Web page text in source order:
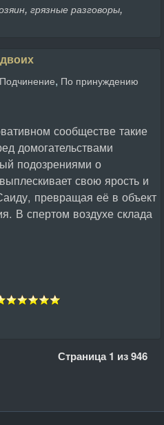
, грязные разговоры,
Подчинение, По принуждению
сообществе такие
домогательствами
подозрениями о
свою ярость и
превращая её в объект
В спертом воздухе склада
Страница 1 из 946